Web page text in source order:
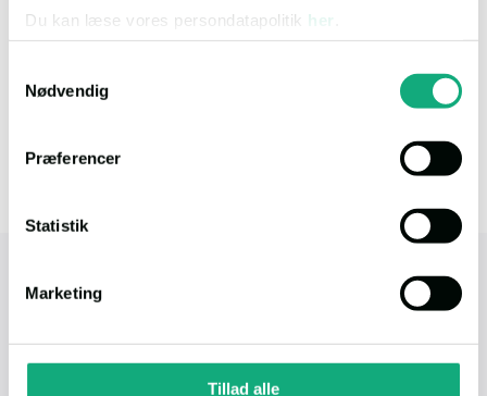
Du kan læse vores persondatapolitik her
Nødvendig
Præferencer
Statistik
Marketing
Tillad alle
D),
DK-2100 København Ø